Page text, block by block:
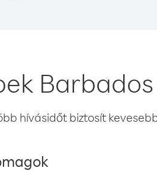
hívásidőt biztosít